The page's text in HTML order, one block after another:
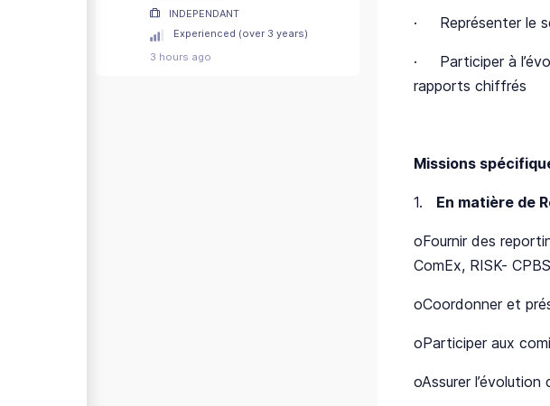
INDEPENDANT
Experienced (over 3 years)
3 hours ago
· Représenter le
· Participer à
rapports chiffrés
Missions
1. En matière de
oFournir des
ComEx, RISK-
oCoordonner et
oParticiper aux
oAssurer